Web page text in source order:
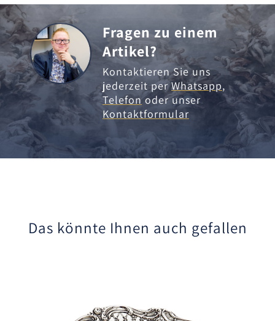
Fragen zu einem
Artikel?
Kontaktieren Sie uns
jederzeit perWhatsapp,
Telefonoder unser
Kontaktformular
Das könnte Ihnen auch gefallen